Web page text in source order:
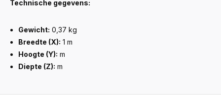
Technische gegevens:
Gewicht: 0,37 kg
Breedte (X): 1 m
Hoogte (Y): m
Diepte (Z): m